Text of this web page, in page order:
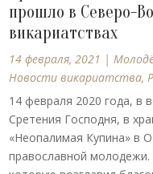
прошло в Северо-
викариатствах
14 февраля, 2021 |
Новости викариатства,
14 февраля 2020 года, в
Сретения Господня, в
«Неопалимая Купина» в
православной молодежи.